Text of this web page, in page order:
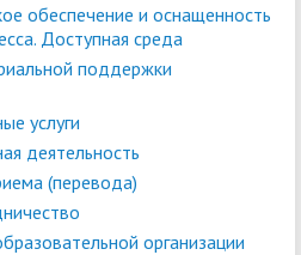
обеспечение и оснащенность
Доступная среда
поддержки
услуги
деятельность
(перевода)
организации